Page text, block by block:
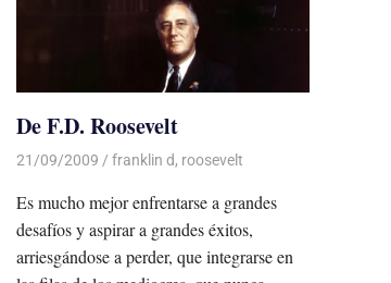
De F.D. Roosevelt
21/09/2009 Luis Castellanos
franklin d, roosevelt
Es mucho mejor enfrentarse a grandes
desafíos y aspirar a grandes éxitos,
arriesgándose a perder, que integrarse en